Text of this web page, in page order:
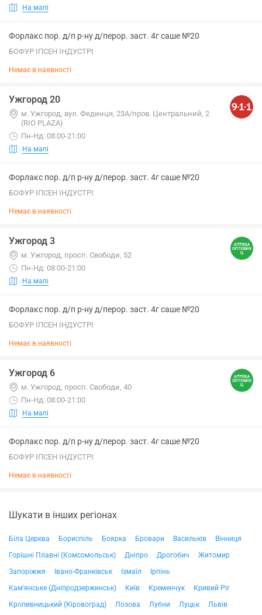
На мапі
Форлакс пор. д/п р-ну д/перор. заст. 4г саше №20
БОФУР ІПСЕН ІНДУСТРІ
Немає в наявності
Ужгород 20
м. Ужгород, вул. Фединця, 23А/пров. Центральний, 2
(RIO PLAZA)
Пн-Нд: 08:00-21:00
На мапі
Форлакс пор. д/п р-ну д/перор. заст. 4г саше №20
БОФУР ІПСЕН ІНДУСТРІ
Немає в наявності
Ужгород 3
м. Ужгород, просп. Свободи, 52
Пн-Нд: 08:00-21:00
На мапі
Форлакс пор. д/п р-ну д/перор. заст. 4г саше №20
БОФУР ІПСЕН ІНДУСТРІ
Немає в наявності
Ужгород 6
м. Ужгород, просп. Свободи, 40
Пн-Нд: 08:00-21:00
На мапі
Форлакс пор. д/п р-ну д/перор. заст. 4г саше №20
БОФУР ІПСЕН ІНДУСТРІ
Немає в наявності
Шукати в інших регіонах
Біла Церква Бориспіль Боярка Бровари Васильків
Вінниця
Горішні Плавні (Комсомольськ)
Дніпро Дрогобич
Житомир
Запоріжжя
Івано-Франківськ Ізмаїл
Ірпінь
Кам'янське (Дніпродзержинськ)
Київ Кременчук
Кривий Ріг
Кропивницький (Кіровоград)
Лозова Лубни Луцьк
Львів